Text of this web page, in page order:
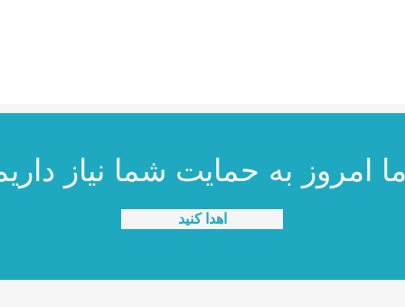
اهدا کنید